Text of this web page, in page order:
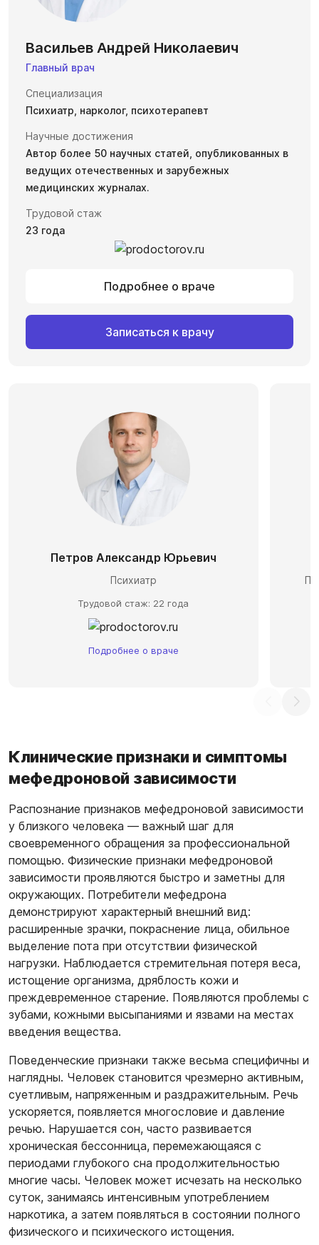
Васильев Андрей Николаевич
Главный врач
Специализация
Психиатр, нарколог, психотерапевт
Научные достижения
Автор более 50 научных статей, опубликованных в
ведущих отечественных и зарубежных
медицинских журналах.
Трудовой стаж
23 года
Подробнее о враче
Записаться к врачу
Петров Александр Юрьевич
Психиатр
Трудовой стаж: 22 года
Подробнее о враче
Клинические признаки и симптомы
мефедроновой зависимости
Распознание признаков мефедроновой зависимости
у близкого человека — важный шаг для
своевременного обращения за профессиональной
помощью. Физические признаки мефедроновой
зависимости проявляются быстро и заметны для
окружающих. Потребители мефедрона
демонстрируют характерный внешний вид:
расширенные зрачки, покраснение лица, обильное
выделение пота при отсутствии физической
нагрузки. Наблюдается стремительная потеря веса,
истощение организма, дряблость кожи и
преждевременное старение. Появляются проблемы с
зубами, кожными высыпаниями и язвами на местах
введения вещества.
Поведенческие признаки также весьма специфичны и
наглядны. Человек становится чрезмерно активным,
суетливым, напряженным и раздражительным. Речь
ускоряется, появляется многословие и давление
речью. Нарушается сон, часто развивается
хроническая бессонница, перемежающаяся с
периодами глубокого сна продолжительностью
многие часы. Человек может исчезать на несколько
суток, занимаясь интенсивным употреблением
наркотика, а затем появляться в состоянии полного
физического и психического истощения.